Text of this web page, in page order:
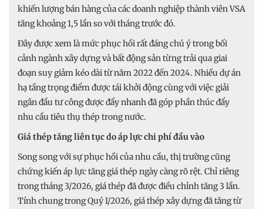
khiến lượng bán hàng của các doanh nghiệp thành viên VSA
tăng khoảng 1,5 lần so với tháng trước đó.
Đây được xem là mức phục hồi rất đáng chú ý trong bối
cảnh ngành xây dựng và bất động sản từng trải qua giai
đoạn suy giảm kéo dài từ năm 2022 đến 2024. Nhiều dự án
hạ tầng trọng điểm được tái khởi động cùng với việc giải
ngân đầu tư công được đẩy nhanh đã góp phần thúc đẩy
nhu cầu tiêu thụ thép trong nước.
Giá thép tăng liên tục do áp lực chi phí đầu vào
Song song với sự phục hồi của nhu cầu, thị trường cũng
chứng kiến áp lực tăng giá thép ngày càng rõ rệt. Chỉ riêng
trong tháng 3/2026, giá thép đã được điều chỉnh tăng 3 lần.
Tính chung trong Quý I/2026, giá thép xây dựng đã tăng từ